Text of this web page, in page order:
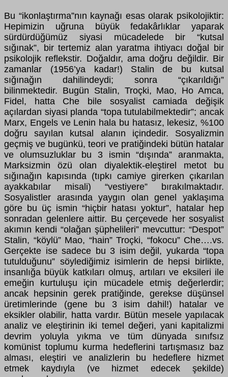
Bu “ikonlaştırma”nın kaynağı esas olarak psikolojiktir:
Hepimizin uğruna büyükfedakârlıklar yaparak
sürdürdüğümüz siyasi mücadelede bir “kutsal
sığınak”, bir tertemiz alan yaratma ihtiyacı doğal bir
psikolojik reflekstir. Doğaldır, ama doğru değildir. Bir
zamanlar (1956’ya kadar!) Stalin de bu kutsal
sığınağın dahilindeydi; sonra “çıkarıldığı”
bilinmektedir. Bugün Stalin, Troçki, Mao, Ho Amca,
Fidel, hatta Che bile sosyalist camiada değişik
açılardan siyasi planda “topa tutulabilmektedir”; ancak
Marx, Engels ve Lenin hala bu hatasız, lekesiz, %100
doğru sayılan kutsal alanın içindedir. Sosyalizmin
geçmiş ve bugünkü, teori ve pratiğindeki bütün hatalar
ve olumsuzluklar bu 3 ismin “dışında” aranmakta,
Marksizmin özü olan diyalektik-eleştirel metot bu
sığınağın kapısında (tıpkı camiye girerken çıkarılan
ayakkabılar misali) “vestiyere” bırakılmaktadır.
Sosyalistler arasında yaygın olan genel yaklaşıma
göre bu üç ismin “hiçbir hatası yoktur”, hatalar hep
sonradan gelenlere aittir. Bu çerçevede her sosyalist
akımın kendi “olağan şüphelileri” mevcuttur: “Despot”
Stalin, “köylü” Mao, “hain” Troçki, “fokocu” Che….vs.
Gerçekte ise sadece bu 3 isim değil, yukarda “topa
tutulduğunu” söylediğimiz isimlerin de hepsi birlikte,
insanlığa büyük katkıları olmuş, artıları ve eksileri ile
emeğin kurtuluşu için mücadele etmiş değerlerdir;
ancak hepsinin gerek pratiğinde, gerekse düşünsel
üretimlerinde (gene bu 3 isim dahil!) hatalar ve
eksikler olabilir, hatta vardır. Bütün mesele yapılacak
analiz ve eleştirinin iki temel değeri, yani kapitalizmi
devrim yoluyla yıkma ve tüm dünyada sınıfsız
komünist toplumu kurma hedeflerini tartışmasız baz
alması, eleştiri ve analizlerin bu hedeflere hizmet
etmek kaydıyla (ve hizmet edecek şekilde)